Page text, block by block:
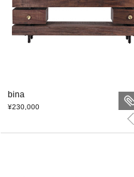
bina
¥230,000